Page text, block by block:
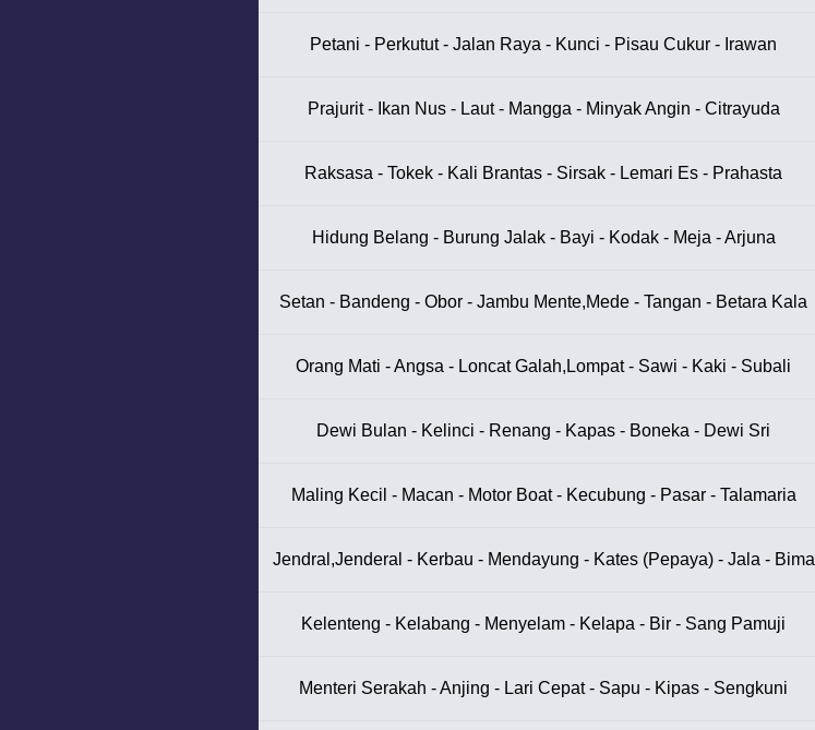
Petani - Perkutut - Jalan Raya - Kunci - Pisau Cukur - Irawan
Prajurit - Ikan Nus - Laut - Mangga - Minyak Angin - Citrayuda
Raksasa - Tokek - Kali Brantas - Sirsak - Lemari Es - Prahasta
Hidung Belang - Burung Jalak - Bayi - Kodak - Meja - Arjuna
Setan - Bandeng - Obor - Jambu Mente,Mede - Tangan - Betara Kala
Orang Mati - Angsa - Loncat Galah,Lompat - Sawi - Kaki - Subali
Dewi Bulan - Kelinci - Renang - Kapas - Boneka - Dewi Sri
Maling Kecil - Macan - Motor Boat - Kecubung - Pasar - Talamaria
Jendral,Jenderal - Kerbau - Mendayung - Kates (Pepaya) - Jala - Bima
Kelenteng - Kelabang - Menyelam - Kelapa - Bir - Sang Pamuji
Menteri Serakah - Anjing - Lari Cepat - Sapu - Kipas - Sengkuni